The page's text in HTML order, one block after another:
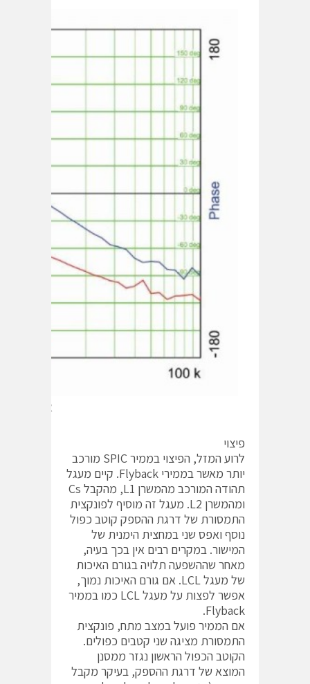
איור 5: תרשים bode של מערכת מרוסנת
פיצוי
לרוע המזל, הפיצוי בממיר SPIC מורכב
יותר מאשר בממירי Flyback. קיים מעגל
תהודה המורכב מהמשרן L1, מהקבל Cs
ומהמשרן L2. מעגל זה מוסיף לפונקצית
התמסורת של דרגת ההספק קוטב כפול
נוסף ואפס שני במחצית הימנית של
המישור. במקרים רבים אין בכך בעיה,
מאחר שההשפעה תלויה בגורם האיכות
של מעגל LCL. אם גורם האיכות נמוך,
אפשר לפצות על מעגל LCL כמו בממיר
Flyback.
אם הממיר פועל במצב מתח, פונקצית
התמסורת מציגה שני קטבים כפולים.
הקוטב הכפול הראשון נגזר ממסנן
המוצא של דרגת ההספק, בעיקר מקבל